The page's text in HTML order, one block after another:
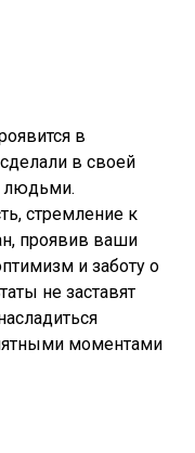
в
в своей
людьми.
стремление к
проявив ваши
и заботу о
не заставят
моментами